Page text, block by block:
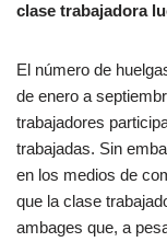
clase trabajadora
El número de
de enero a
trabajadores
trabajadas. Sin
en los medios de
que la clase
ambages que, a